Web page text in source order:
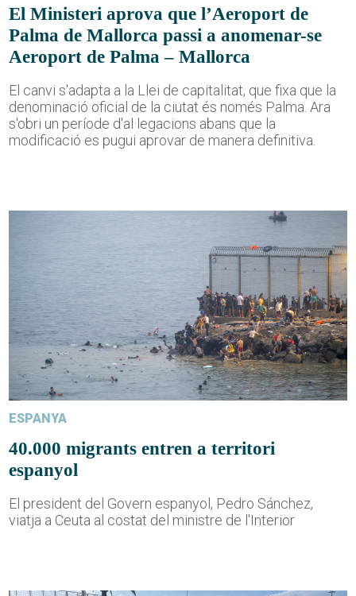
El Ministeri aprova que l’Aeroport de
Palma de Mallorca passi a anomenar-se
Aeroport de Palma – Mallorca
El canvi s'adapta a la Llei de capitalitat, que fixa que la
denominació oficial de la ciutat és només Palma. Ara
s'obri un període d'al·legacions abans que la
modificació es pugui aprovar de manera definitiva.
ESPANYA
40.000 migrants entren a territori
espanyol
El president del Govern espanyol, Pedro Sánchez,
viatja a Ceuta al costat del ministre de l'Interior